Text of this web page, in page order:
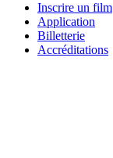
Inscrire un film
Application
Billetterie
Accréditations